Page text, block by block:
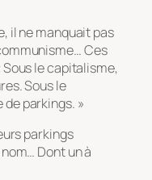
il ne manquait pas
Ces
le capitalisme,
Sous le
parkings. »
parkings
Dont un à